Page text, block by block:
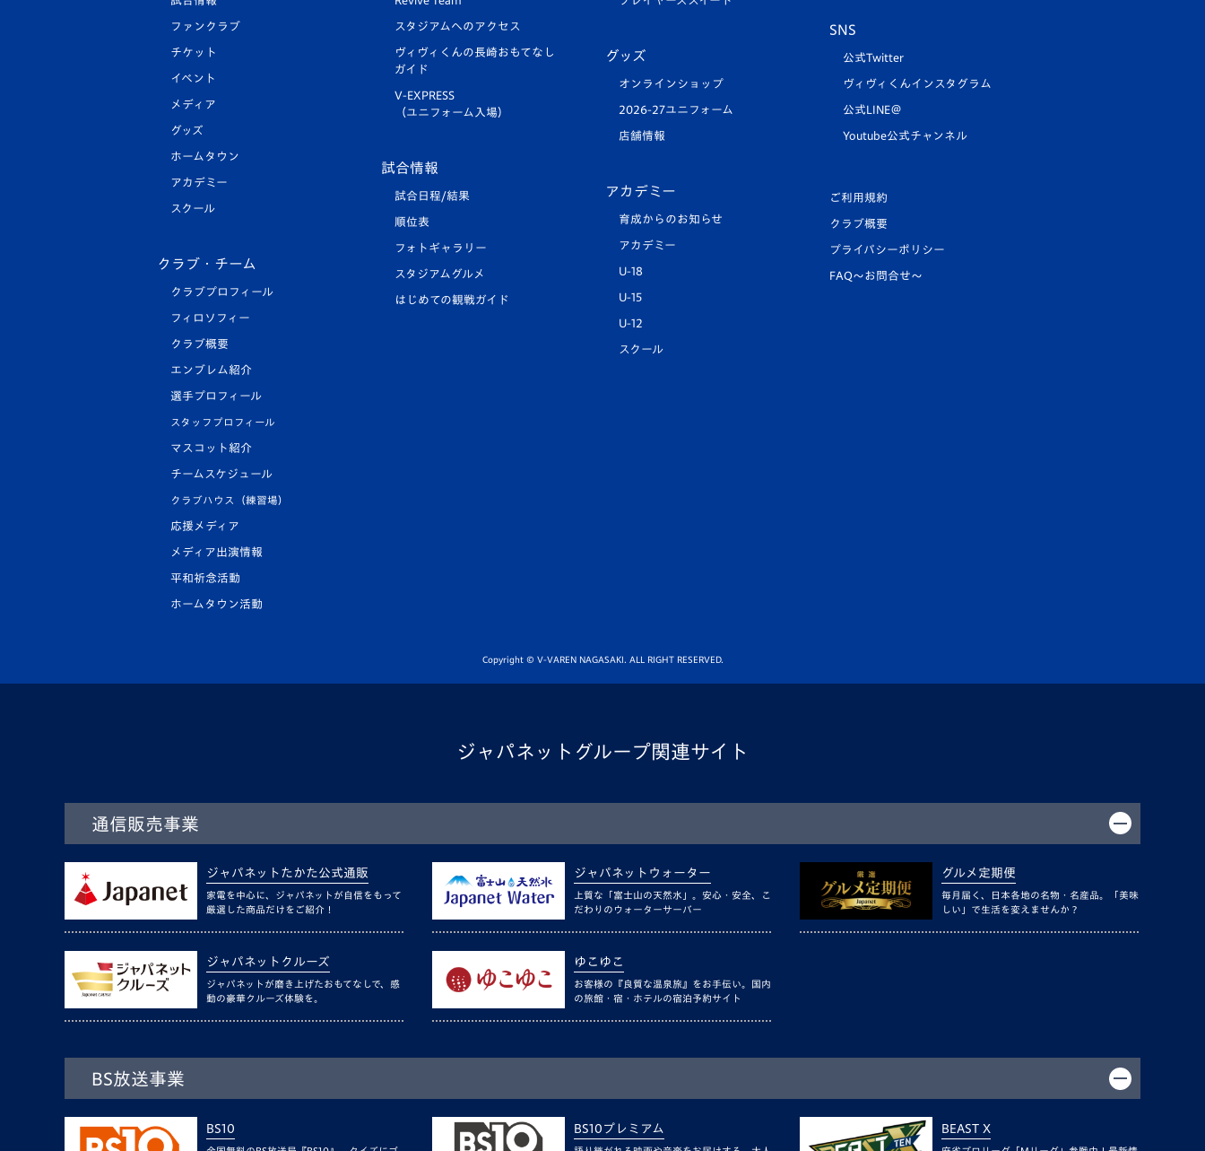
ファンクラブ
チケット
イベント
メディア
グッズ
ホームタウン
アカデミー
スクール
クラブ・チーム
クラブプロフィール
フィロソフィー
クラブ概要
エンブレム紹介
選手プロフィール
スタッフプロフィール
マスコット紹介
チームスケジュール
クラブハウス（練習場）
応援メディア
メディア出演情報
平和祈念活動
ホームタウン活動
スタジアムへのアクセス
ヴィヴィくんの長崎おもてなし
ガイド
V-EXPRESS
（ユニフォーム入場）
試合情報
試合日程/結果
順位表
フォトギャラリー
スタジアムグルメ
はじめての観戦ガイド
グッズ
オンラインショップ
2026-27ユニフォーム
店舗情報
アカデミー
育成からのお知らせ
アカデミー
U-18
U-15
U-12
スクール
SNS
公式Twitter
ヴィヴィくんインスタグラム
公式LINE＠
Youtube公式チャンネル
ご利用規約
クラブ概要
プライバシーポリシー
FAQ〜お問合せ〜
Copyright © V-VAREN NAGASAKI. ALL RIGHT RESERVED.
ジャパネットグループ関連サイト
通信販売事業
ジャパネットたかた公式通販
家電を中心に、ジャパネットが自信をもって
厳選した商品だけをご紹介！
ジャパネットウォーター
上質な「富士山の天然水」。安心・安全、こ
だわりのウォーターサーバー
グルメ定期便
毎月届く、日本各地の名物・名産品。「美味
しい」で生活を変えませんか？
ジャパネットクルーズ
ジャパネットが磨き上げたおもてなしで、感
動の豪華クルーズ体験を。
ゆこゆこ
お客様の『良質な温泉旅』をお手伝い。国内
の旅館・宿・ホテルの宿泊予約サイト
BS放送事業
BS10 BS10プレミアム BEAST X